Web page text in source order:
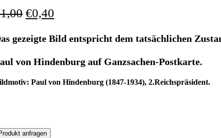
1,00 €0,40
gezeigte Bild entspricht dem tatsächlichen
von Hindenburg auf Ganzsachen-Postkarte.
Paul von Hindenburg (1847-1934), 2.Reichspräsident.
anfragen